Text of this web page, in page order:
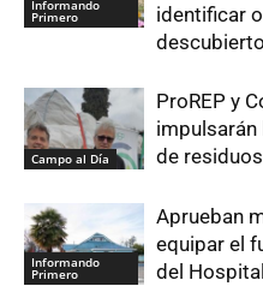
Informando
Primero
identificar
descubierto
Campo al Día
ProREP y
de
Informando
Primero
Aprueban
equipar el
del